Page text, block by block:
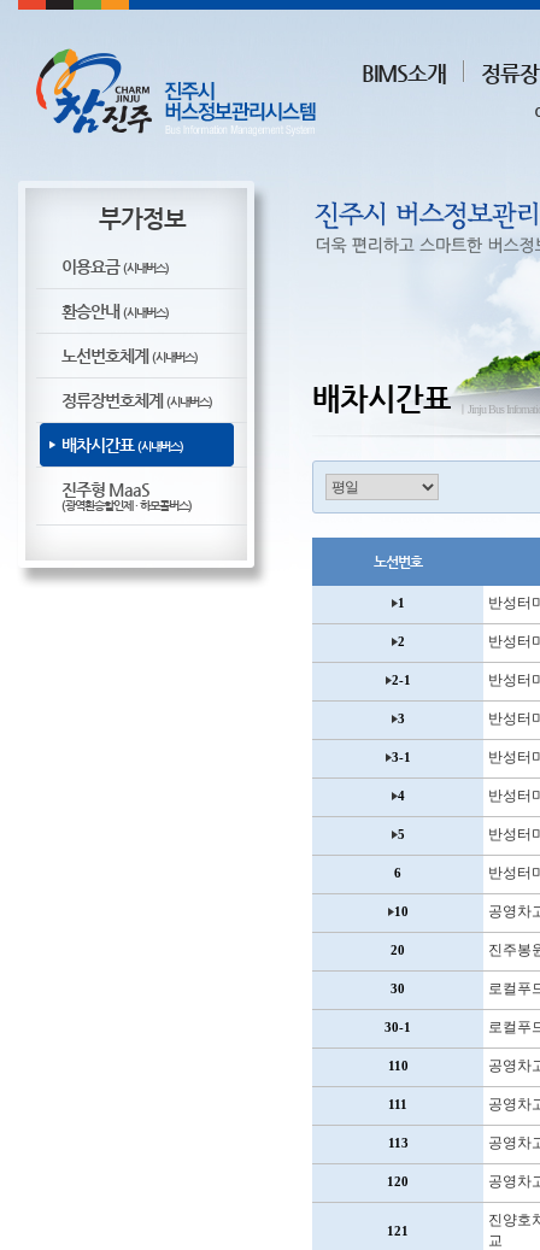
BIMS소개 정류
부가정보
이용요금(시내버스)
환승안내 (시내버스)
노선번호체계 (시내버스)
정류장번호체계 (시내버스)
배차시간표 (시내버스)
진주형 MaaS
(광역환승할인제 · 하모콜버스)
배차시간표 ㅣJinju Bus
노선번호
1 반성터
2 반성터
2-1 반성터
3 반성터
3-1 반성터
4 반성터
5 반성터
6 반성터
10 공영차
20 진주봉
30 로컬푸
30-1 로컬푸
110 공영차
111 공영차
113 공영차
120 공영차
121
진양호
교